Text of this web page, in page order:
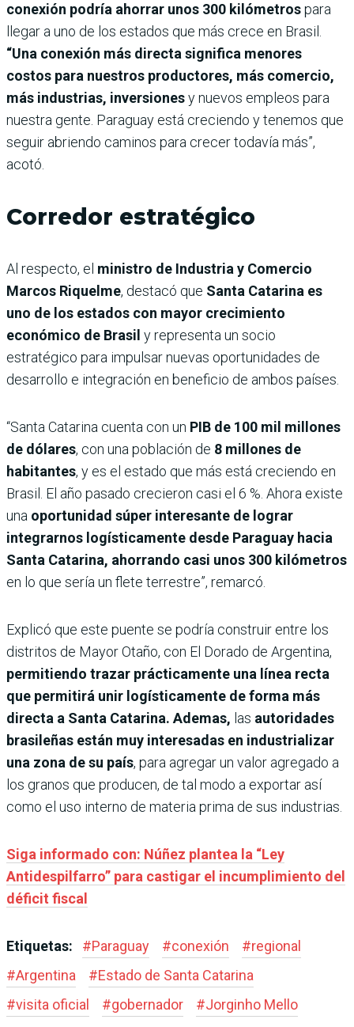
conexión podría ahorrar unos 300 kilómetrospara
llegar a uno de los estados que más crece en Brasil.
“Una conexión más directa significa menores
costos para nuestros productores, más comercio,
más industrias, inversionesy nuevos empleos para
nuestra gente. Paraguay está creciendo y tenemos que
seguir abriendo caminos para crecer todavía más”,
acotó.
Corredor estratégico
Al respecto, el ministro de Industria y Comercio
Marcos Riquelme, destacó que Santa Catarina es
uno de los estados con mayor crecimiento
económico de Brasil y representa un socio
estratégico para impulsar nuevas oportunidades de
desarrollo e integración en beneficio de ambos países.
“Santa Catarina cuenta con un PIB de 100 mil millones
de dólares, con una población de 8 millones de
habitantes, y es el estado que más está creciendo en
Brasil. El año pasado crecieron casi el 6 %. Ahora existe
una oportunidad súper interesante de lograr
integrarnos logísticamente desde Paraguay hacia
Santa Catarina, ahorrando casi unos 300 kilómetros
en lo que sería un flete terrestre”, remarcó.
Explicó que este puente se podría construir entre los
distritos de Mayor Otaño, con El Dorado de Argentina,
permitiendo trazar prácticamente una línea recta
que permitirá unir logísticamente de forma más
directa a Santa Catarina. Ademas, las autoridades
brasileñas están muy interesadas en industrializar
una zona de su país, para agregar un valor agregado a
los granos que producen, de tal modo a exportar así
como el uso interno de materia prima de sus industrias.
Siga informado con: Núñez plantea la “Ley
Antidespilfarro” para castigar el incumplimiento del
déficit fiscal
Etiquetas: #Paraguay #conexión #regional
#Argentina #Estado de Santa Catarina
#visita oficial #gobernador #Jorginho Mello